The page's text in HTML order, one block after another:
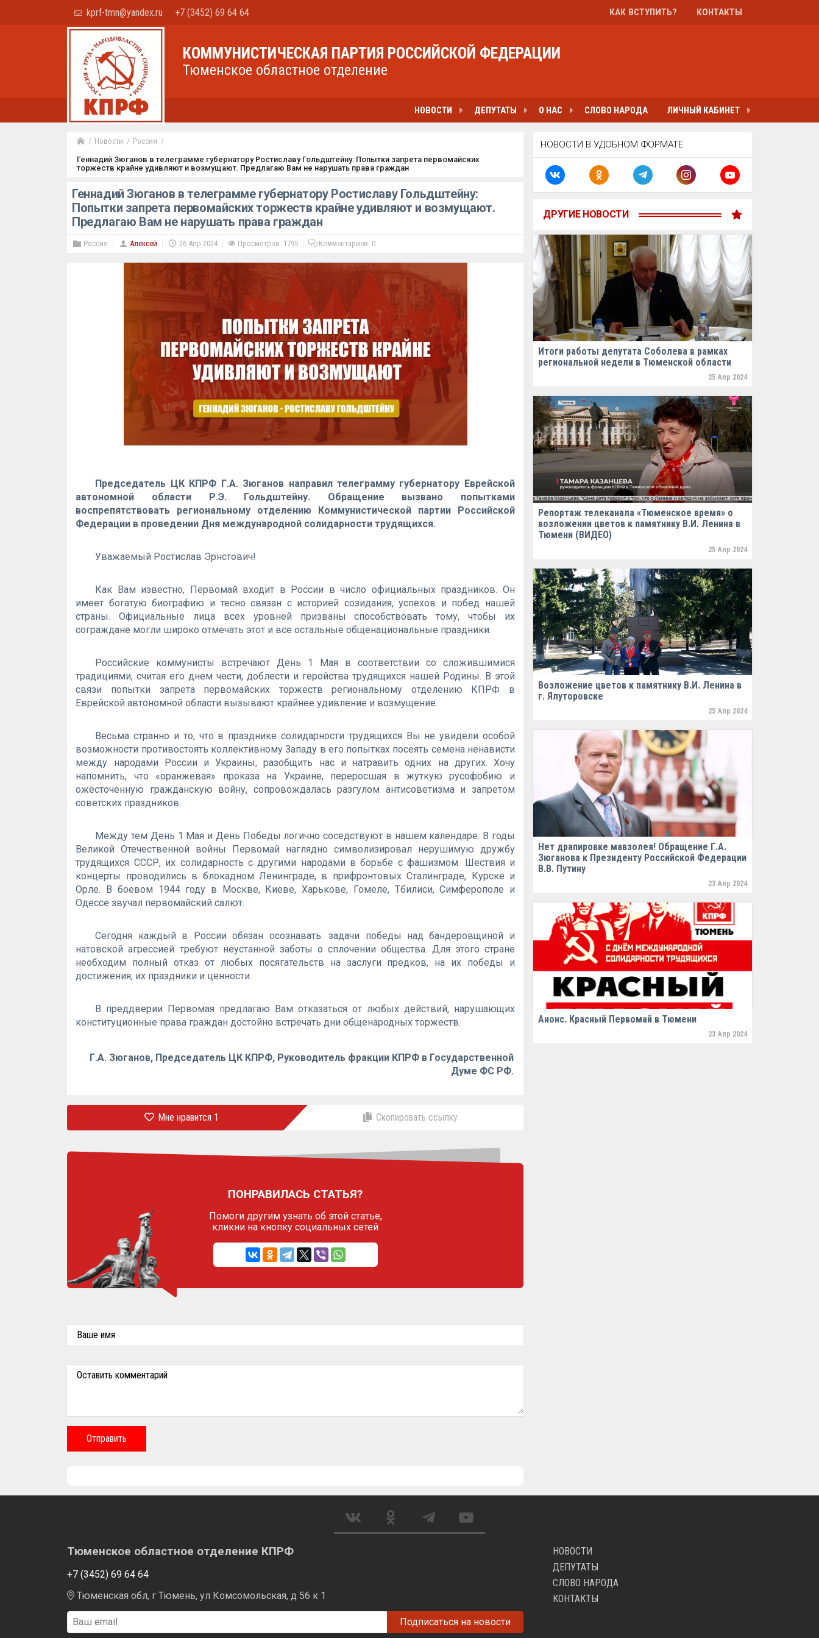
kprf-tmn@yandex.ru +7 (3452) 69 64 64 КАК ВСТУПИТЬ? КОНТАКТЫ
КОММУНИСТИЧЕСКАЯ ПАРТИЯ РОССИЙСКОЙ ФЕДЕРАЦИИ
Тюменское областное отделение
НОВОСТИ ДЕПУТАТЫ О НАС СЛОВО НАРОДА ЛИЧНЫЙ КАБИНЕТ
Новости
Россия
Геннадий Зюганов в телеграмме губернатору Ростиславу Гольдштейну: Попытки запрета первомайских
торжеств крайне удивляют и возмущают. Предлагаю Вам не нарушать права граждан
Геннадий Зюганов в телеграмме губернатору Ростиславу Гольдштейну:
Попытки запрета первомайских торжеств крайне удивляют и возмущают.
Предлагаю Вам не нарушать права граждан
Россия Алексей 26 Апр 2024 Просмотров: 1795 Комментариев: 0
Председатель ЦК КПРФ Г.А. Зюганов направил телеграмму губернатору Еврейской
автономной области Р.Э. Гольдштейну. Обращение вызвано попытками
воспрепятствовать региональному отделению Коммунистической партии Российской
Федерации в проведении Дня международной солидарности трудящихся.
Уважаемый Ростислав Эрнстович!
Как Вам известно, Первомай входит в России в число официальных праздников. Он
имеет богатую биографию и тесно связан с историей созидания, успехов и побед нашей
страны. Официальные лица всех уровней призваны способствовать тому, чтобы их
сограждане могли широко отмечать этот и все остальные общенациональные праздники.
Российские коммунисты встречают День 1 Мая в соответствии со сложившимися
традициями, считая его днем чести, доблести и геройства трудящихся нашей Родины. В этой
связи попытки запрета первомайских торжеств региональному отделению КПРФ в
Еврейской автономной области вызывают крайнее удивление и возмущение.
Весьма странно и то, что в празднике солидарности трудящихся Вы не увидели особой
возможности противостоять коллективному Западу в его попытках посеять семена ненависти
между народами России и Украины, разобщить нас и натравить одних на других. Хочу
напомнить, что «оранжевая» проказа на Украине, переросшая в жуткую русофобию и
ожесточенную гражданскую войну, сопровождалась разгулом антисоветизма и запретом
советских праздников.
Между тем День 1 Мая и День Победы логично соседствуют в нашем календаре. В годы
Великой Отечественной войны Первомай наглядно символизировал нерушимую дружбу
трудящихся СССР, их солидарность с другими народами в борьбе с фашизмом. Шествия и
концерты проводились в блокадном Ленинграде, в прифронтовых Сталинграде, Курске и
Орле. В боевом 1944 году в Москве, Киеве, Харькове, Гомеле, Тбилиси, Симферополе и
Одессе звучал первомайский салют.
Сегодня каждый в России обязан осознавать: задачи победы над бандеровщиной и
натовской агрессией требуют неустанной заботы о сплочении общества. Для этого стране
необходим полный отказ от любых посягательств на заслуги предков, на их победы и
достижения, их праздники и ценности.
В преддверии Первомая предлагаю Вам отказаться от любых действий, нарушающих
конституционные права граждан достойно встречать дни общенародных торжеств.
Г.А. Зюганов, Председатель ЦК КПРФ, Руководитель фракции КПРФ в Государственной
Думе ФС РФ.
Мне нравится 1 Скопировать ссылку
ПОНРАВИЛАСЬ СТАТЬЯ?
Помоги другим узнать об этой статье,
кликни на кнопку социальных сетей
Ваше имя
Оставить комментарий
Отправить
НОВОСТИ В УДОБНОМ ФОРМАТЕ
ДРУГИЕ НОВОСТИ
Итоги работы депутата Соболева в рамках
региональной недели в Тюменской области
25 Апр 2024
Репортаж телеканала «Тюменское время» о
возложении цветов к памятнику В.И. Ленина в
Тюмени (ВИДЕО)
25 Апр 2024
Возложение цветов к памятнику В.И. Ленина в
г. Ялуторовске
25 Апр 2024
Нет драпировке мавзолея! Обращение Г.А.
Зюганова к Президенту Российской Федерации
В.В. Путину
23 Апр 2024
Анонс. Красный Первомай в Тюмени
23 Апр 2024
Тюменское областное отделение КПРФ
+7 (3452) 69 64 64
Тюменская обл, г Тюмень, ул Комсомольская, д 56 к 1
НОВОСТИ
ДЕПУТАТЫ
СЛОВО НАРОДА
КОНТАКТЫ